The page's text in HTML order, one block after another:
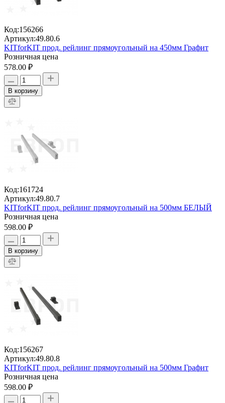
Код:156266
Артикул:49.80.6
KITforKIT прод. рейлинг прямоугольный на 450мм Графит
Розничная цена
578.00 ₽
В корзину
Код:161724
Артикул:49.80.7
KITforKIT прод. рейлинг прямоугольный на 500мм БЕЛЫЙ
Розничная цена
598.00 ₽
В корзину
Код:156267
Артикул:49.80.8
KITforKIT прод. рейлинг прямоугольный на 500мм Графит
Розничная цена
598.00 ₽